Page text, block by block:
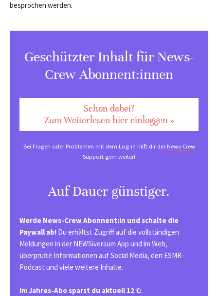
besprochen werden.
Geschützter Inhalt für News-
Crew Abonnent:innen
Schon dabei?
Zum Weiterlesen hier einloggen »
Bei Fragen oder Problemen mit dem Log-in hilft dir derNews-Crew
Support gern weiter!
Auf Dauer günstiger.
Werde News-Crew Abonnent:in und schalte die
Paywall ab! Du erhältst Zugriff auf die vollständigen
Meldungen in der NEWSiversum App und im Web,
überprüfte Informationen auf Social Media, den ESMR-
Podcast und viele weitere Inhalte.
Im Jahres-Abo sparst du aktuell 12 €: